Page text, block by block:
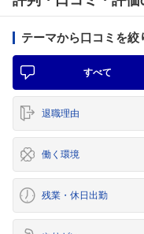
テーマから口コミを絞
すべて
退職理由
働く環境
残業・休日出勤